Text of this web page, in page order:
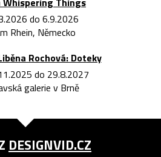
do 6.9.2026
Rhein, Německo
Rochová: Doteky
do 29.8.2027
galerie v Brně
DESIGNVID.CZ